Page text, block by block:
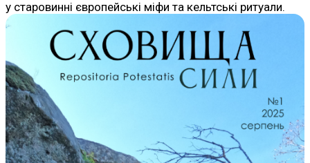
у старовинні європейські міфи та кельтські ритуали.